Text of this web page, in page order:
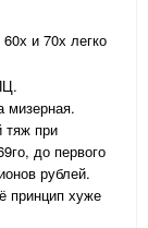
и 70х легко
мизерная.
тяж при
до первого
рублей.
принцип хуже